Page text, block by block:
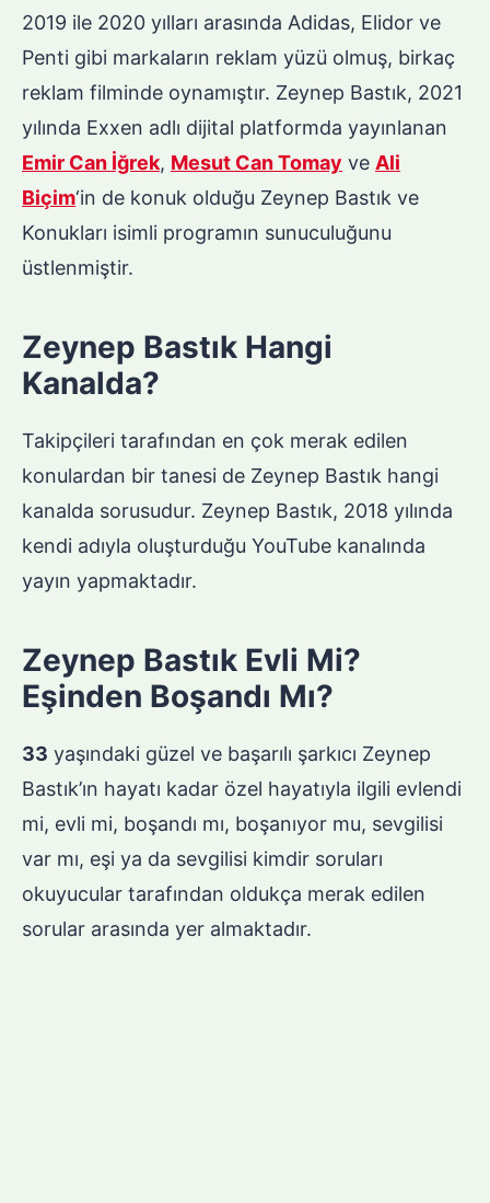
2019 ile 2020 yılları arasında Adidas, Elidor ve
Penti gibi markaların reklam yüzü olmuş, birkaç
reklam filminde oynamıştır. Zeynep Bastık, 2021
yılında Exxen adlı dijital platformda yayınlanan
Emir Can İğrek, Mesut Can Tomay ve Ali
Biçim‘in de konuk olduğu Zeynep Bastık ve
Konukları isimli programın sunuculuğunu
üstlenmiştir.
Zeynep Bastık Hangi
Kanalda?
Takipçileri tarafından en çok merak edilen
konulardan bir tanesi de Zeynep Bastık hangi
kanalda sorusudur. Zeynep Bastık, 2018 yılında
kendi adıyla oluşturduğu YouTube kanalında
yayın yapmaktadır.
Zeynep Bastık Evli Mi?
Eşinden Boşandı Mı?
33 yaşındaki güzel ve başarılı şarkıcı Zeynep
Bastık’ın hayatı kadar özel hayatıyla ilgili evlendi
mi, evli mi, boşandı mı, boşanıyor mu, sevgilisi
var mı, eşi ya da sevgilisi kimdir soruları
okuyucular tarafından oldukça merak edilen
sorular arasında yer almaktadır.